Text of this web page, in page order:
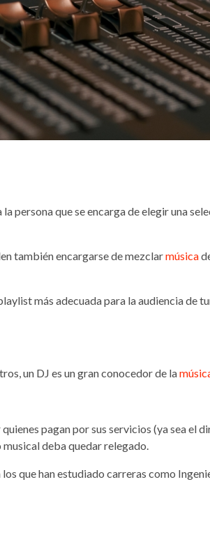
persona que se encarga de elegir una
también encargarse de mezclarmúsica
más adecuada para la audiencia de
un DJ es un gran conocedor de la
pagan por sus servicios (ya sea
deba quedar relegado.
que han estudiado carreras como